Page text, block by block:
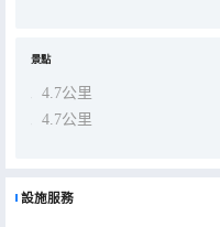
景點
4.7公里
4.7公里
設施服務